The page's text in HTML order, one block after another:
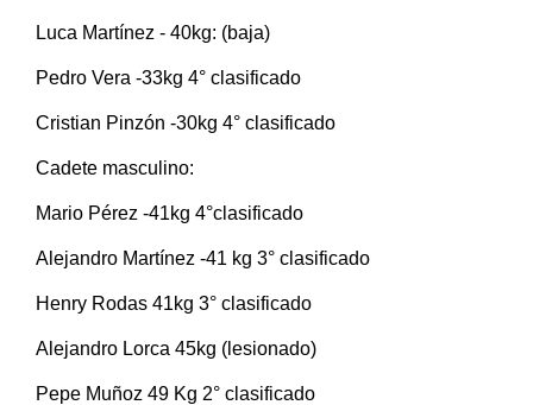
Luca Martínez - 40kg: (baja)
Pedro Vera -33kg 4° clasificado
Cristian Pinzón -30kg 4° clasificado
Cadete masculino:
Mario Pérez -41kg 4°clasificado
Alejandro Martínez -41 kg 3° clasificado
Henry Rodas 41kg 3° clasificado
Alejandro Lorca 45kg (lesionado)
Pepe Muñoz 49 Kg 2° clasificado